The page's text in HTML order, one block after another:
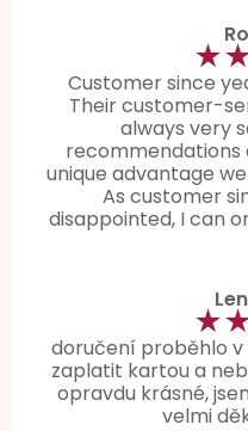
Customer since
Their customer-
always very
recommendations
unique advantage
As customer
disappointed, I can
doručení proběhlo v
zaplatit kartou a
opravdu krásné,
velmi